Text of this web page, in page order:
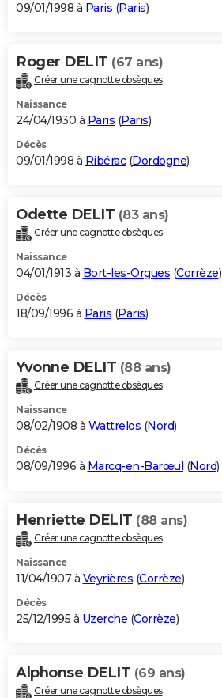
09/01/1998 à Paris (Paris)
Roger DELIT (67 ans)
Créer une cagnotte obsèques
Naissance
24/04/1930 à Paris (Paris)
Décès
09/01/1998 à Ribérac(Dordogne)
Odette DELIT (83 ans)
Créer une cagnotte obsèques
Naissance
04/01/1913 à Bort-les-Orgues (Corrèze)
Décès
18/09/1996 à Paris (Paris)
Yvonne DELIT (88 ans)
Créer une cagnotte obsèques
Naissance
08/02/1908 à Wattrelos (Nord)
Décès
08/09/1996 à Marcq-en-Barœul (Nord)
Henriette DELIT (88 ans)
Créer une cagnotte obsèques
Naissance
11/04/1907 à Veyrières (Corrèze)
Décès
25/12/1995 à Uzerche (Corrèze)
Alphonse DELIT (69 ans)
Créer une cagnotte obsèques